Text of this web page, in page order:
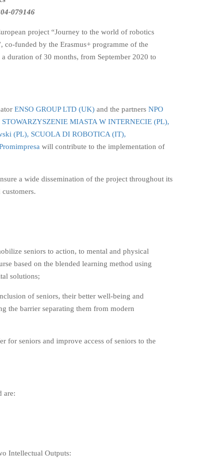
079146
project “Journey to the world of robotics
funded by the Erasmus+ programme of the
duration of 30 months, from September 2020 to
ENSO GROUP LTD (UK) and the partners NPO
STOWARZYSZENIE MIASTA W INTERNECIE (PL),
(PL), SCUOLA DI ROBOTICA (IT),
will contribute to the implementation of
a wide dissemination of the project throughout its
seniors to action, to mental and physical
based on the blended learning method using
solutions;
of seniors, their better well-being and
the barrier separating them from modern
for seniors and improve access of seniors to the
are:
Intellectual Outputs: